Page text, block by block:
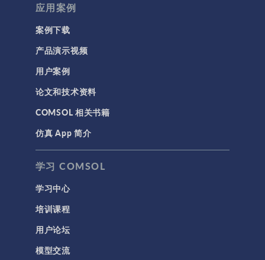
带电粒子追踪
波动光学
等离子体物理
科学新闻
结构 & 声学
MEMS & 压电器件
声学与振动
岩土力学
材料模型
结构力学
结构动力学
API
应用案例
案例下载
产品演示视频
用户案例
论文和技术资料
COMSOL 相关书籍
仿真 App 简介
学习 COMSOL
学习中心
培训课程
用户论坛
模型交流